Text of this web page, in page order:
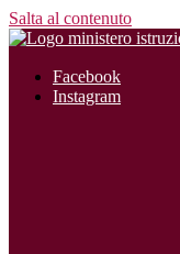
Salta al contenuto
Facebook
Instagram